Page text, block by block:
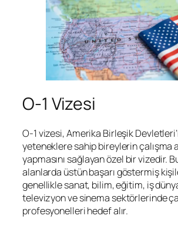
O-1 Vizesi
O-1 vizesi, Amerika Birleşik
yeteneklere sahip bireylerin çalışma
yapmasını sağlayan özel bir vizedir.
alanlarda üstün başarı göstermiş
genellikle sanat, bilim, eğitim, iş
televizyon ve sinema sektörlerinde
profesyonelleri hedef alır.